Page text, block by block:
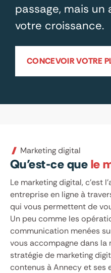
passage, mais
votre croissance.
CONCEVOIR VOTRE
Marketing digital
Qu’est-ce quele
Le marketing digital, c’est
entreprise en ligne à
qui vous permettent de
Un peu comme les
communication menées
vous accompagne dans la
stratégie de marketing
contenus à Annecy et ses